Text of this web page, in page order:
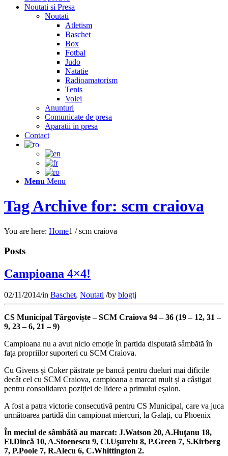
Noutati si Presa
Noutati
Atletism
Baschet
Box
Fotbal
Judo
Natatie
Radioamatorism
Tenis
Volei
Anunturi
Comunicate de presa
Aparatii in presa
Contact
Menu Menu
Tag Archive for: scm craiova
You are here: Home1 / scm craiova
Posts
Campioana 4×4!
02/11/2014/in Baschet, Noutati /by blogtj
CS Municipal Târgoviște – SCM Craiova 94 – 36 (19 – 12, 31 –
9, 23 – 6, 21 – 9)
Campioana nu a avut nicio emoție în partida disputată sâmbătă în
fața propriilor suporteri cu SCM Craiova.
Cu Givens și Coker păstrate pe bancă pentru dueluri mai dificile
decât cel cu SCM Craiova, campioana a marcat mult și a câștigat
pentru consolidarea poziției de lidere a primului eșalon.
A fost a patra victorie consecutivă pentru CS Municipal, care va juca
următoarea partidă din campionat miercuri, la Galați, cu Phoenix
În meciul de sâmbătă au marcat: J.Watson 20, A.Huţanu 18,
El.Dincă 10, A.Stoenescu 9, Cl.Uşurelu 8, P.Green 7, S.Kirberg
7, P.Poole 7, R.Alecu 6, C.Whittington 2.